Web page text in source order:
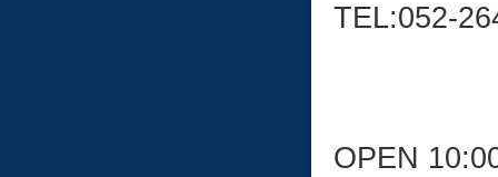
TEL:052-
OPEN